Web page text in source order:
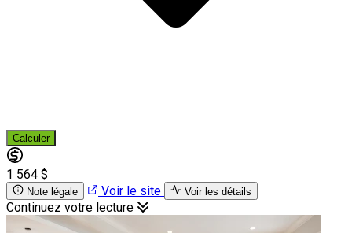
Calculer
1 564 $
Note légale Voir le site Voir les détails
Continuez votre lecture